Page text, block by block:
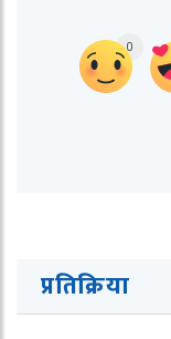
0
प्रतिक्रिया